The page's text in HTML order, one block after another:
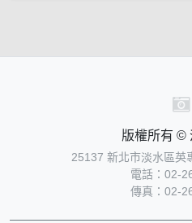
版權所有 ©
25137 新北市淡水區英
電話：02-
傳真：02-